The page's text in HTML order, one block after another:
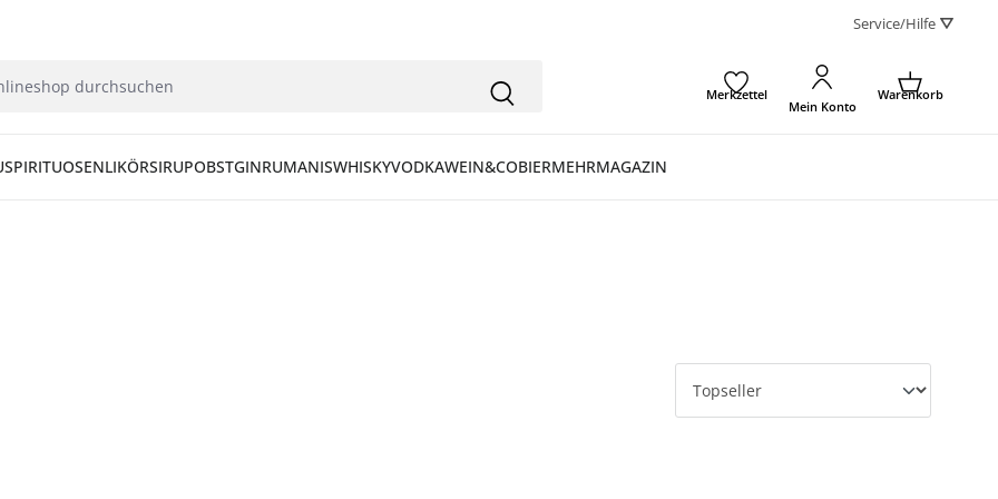
Service/Hilfe ⛛
Merkzettel
Mein Konto
Warenkorb
SPIRITUOSENLIKÖRSIRUPOBSTGINRUMANISWHISKYVODKAWEIN&COBIERMEHRMAGAZIN